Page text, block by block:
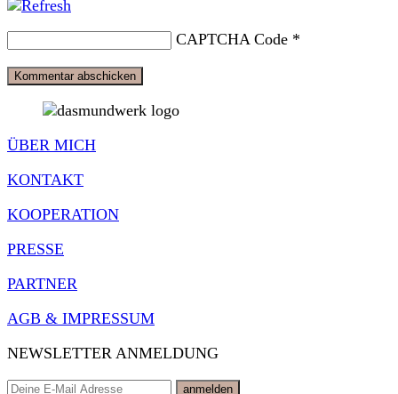
CAPTCHA Code *
ÜBER MICH
KONTAKT
KOOPERATION
PRESSE
PARTNER
AGB & IMPRESSUM
NEWSLETTER ANMELDUNG